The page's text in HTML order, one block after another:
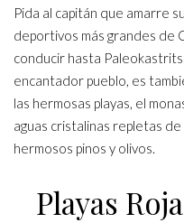
Pida al capitán que amarre
deportivos más grandes de
conducir hasta
encantador pueblo, es
las hermosas playas, el
aguas cristalinas repletas
hermosos pinos y olivos.
Playas